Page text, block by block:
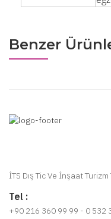
Benzer
İTS Dış Tic Ve İnşaat
Tel :
+90 216 360 99 99 - 0 532